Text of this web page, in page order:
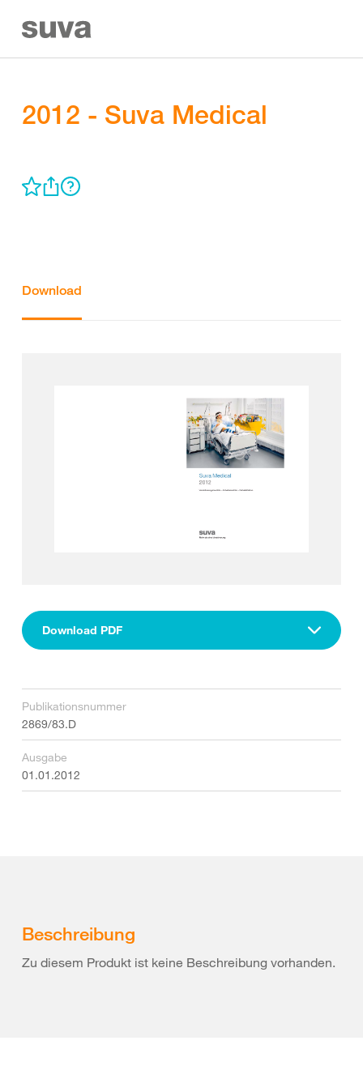
2012 - Suva Medical
Download
Download PDF
Publikationsnummer
2869/83.D
Ausgabe
01.01.2012
Beschreibung
Zu diesem Produkt ist keine Beschreibung vorhanden.